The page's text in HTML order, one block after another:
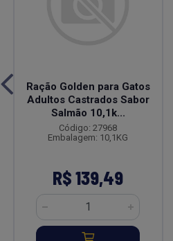
Ração Golden para Gatos
Adultos Castrados Sabor
Salmão 10,1k...
Código: 27968
Embalagem: 10,1KG
R$ 139,49